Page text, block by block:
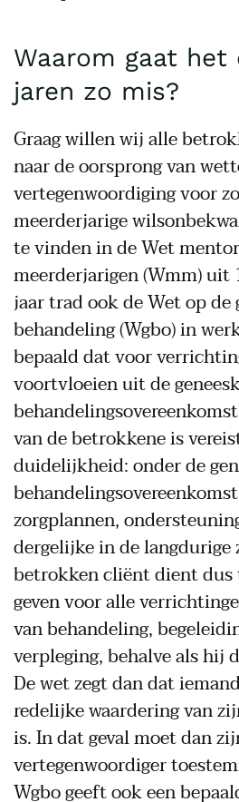
Waarom gaat
jaren zo mis?
Graag willen wij alle
naar de oorsprong van
vertegenwoordiging voor
meerderjarige
te vinden in de Wet
meerderjarigen (Wmm)
jaar trad ook de Wet op de
behandeling (Wgbo) in
bepaald dat voor
voortvloeien uit de
van de betrokkene is
duidelijkheid: onder de
zorgplannen,
dergelijke in de langdurige
betrokken cliënt dient
geven voor alle
van behandeling,
verpleging, behalve als hij
De wet zegt dan dat
redelijke waardering van
is. In dat geval moet dan
vertegenwoordiger
Wgbo geeft ook een